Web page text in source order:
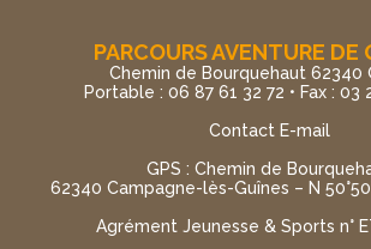
PARCOURS AVENTURE DE
Chemin de Bourquehaut 62340
Portable : 06 87 61 32 72 • Fax : 03
Contact E-mail
GPS : Chemin de
62340 Campagne-lès-Guînes – N
Agrément Jeunesse & Sports n°